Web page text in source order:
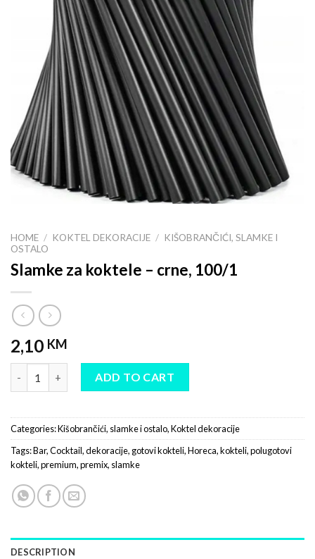
HOME / KOKTEL DEKORACIJE / KIŠOBRANČIĆI, SLAMKE I
OSTALO
Slamke za koktele – crne, 100/1
2,10 KM
Slamke za koktele - crne, 100/1 quantity
ADD TO CART
Categories:Kišobrančići, slamke i ostalo,Koktel dekoracije
Tags:Bar,Cocktail,dekoracije, gotovi kokteli,Horeca,kokteli,polugotovi
kokteli,premium,premix, slamke
DESCRIPTION